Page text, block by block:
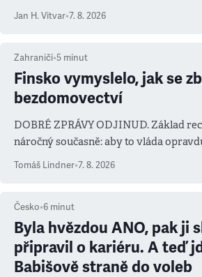
salvy i kritika pokrokářů
Jan H. Vitvar•7. 8. 2026
Zahraničí•5 minut
Finsko vymyslelo, jak se
bezdomovectví
DOBRÉ ZPRÁVY ODJINUD. Základ
náročný současně: aby to vláda
prioritu
Tomáš Lindner•7. 8. 2026
Česko•6 minut
Byla hvězdou ANO, pak ji
připravil o kariéru. A teď
Babišově straně do voleb